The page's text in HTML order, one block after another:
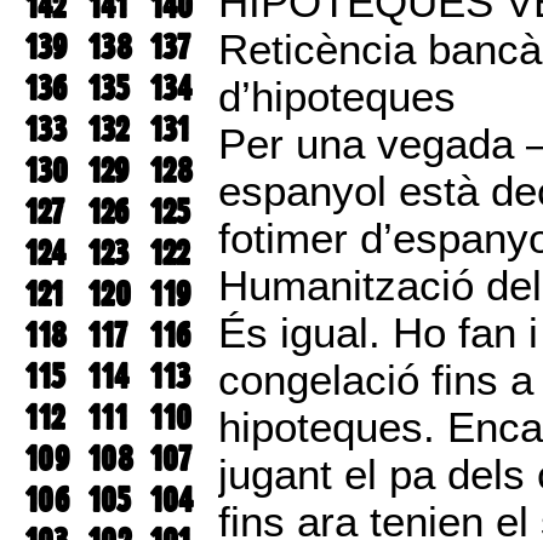
139 138 137
136 135 134
133 132 131
130 129 128
127 126 125
124 123 122
121
120 119
118 117 116
115 114 113
112 111 110
109 108 107
106 105 104
Reticència
d’hipoteques
Per una vegada
espanyol està
fotimer
Humanització
És igual. Ho fan
congelació fins
hipoteques.
jugant el pa dels
fins ara tenien